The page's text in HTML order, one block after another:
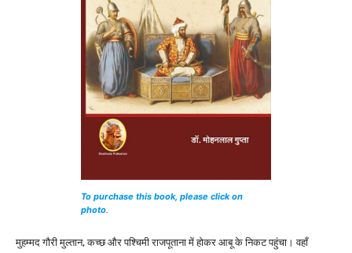
To purchase this book, please click on
photo.
मुहम्मद गौरी मुल्तान, कच्छ और पश्चिमी राजपूताना में होकर आबू के निकट पहुंचा। वहाँ